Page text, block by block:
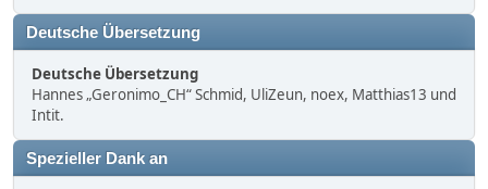
Deutsche Übersetzung
Deutsche Übersetzung
Hannes „Geronimo_CH“ Schmid, UliZeun, noex, Matthias13 und
Intit.
Spezieller Dank an